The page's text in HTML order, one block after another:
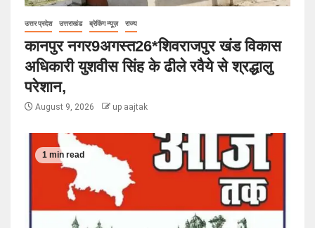
उत्तर प्रदेश उत्तराखंड ब्रेकिंग न्यूज़ राज्य
कानपुर नगर9अगस्त26*शिवराजपुर खंड विकास
अधिकारी युशवीस सिंह के ढीले रवैये से श्रद्धालु
परेशान,
August 9, 2026 up aajtak
1 min read